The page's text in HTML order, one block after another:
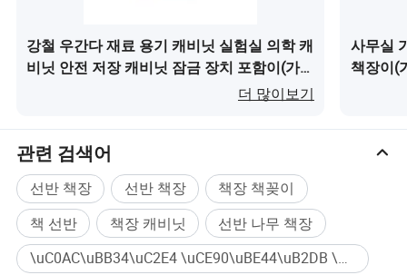
2.견고𝕜 구조 및 강력𝕜 베어링 용량
3.설치가 쉽습니다.
4.사용자 지정 가능.
이 도와드리고자 합니다. 우리는 신규 및 기존 고객과 같은
보트에 머물면서 더 많은 관계를 유지하고 일류급의 기업,
일류급 제품을 만들기 위해 노력합니다. 그리고 일류급 서
고, 21세기의 떠오르는 태양을 마주하고 먼 거리로 행진합
니다.
강철 우간다 재료 용기 캐비닛 실험실 의학 캐
비닛 안전 저장 캐비닛 잠금 장치 포함이(가)
더 많이보기
사무실
책장이(
관련 검색어
선반 책장 선반 책장
책장 책꽂이
책 선반
책장 캐비닛
선반 나무 책장
\uC0AC\uBB34\uC2E4 \uCE90\uBE44\uB2DB \uC120\uBC18 대량구매